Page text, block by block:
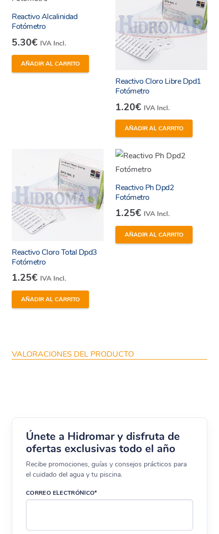
Reactivo Alcalinidad
Fotómetro
5.30€ IVA Incl.
AÑADIR AL CARRITO
Reactivo Cloro Libre Dpd1
Fotómetro
1.20€ IVA Incl.
AÑADIR AL CARRITO
Reactivo Cloro Total Dpd3
Fotómetro
1.25€ IVA Incl.
AÑADIR AL CARRITO
Reactivo Ph Dpd2
Fotómetro
1.25€ IVA Incl.
AÑADIR AL CARRITO
VALORACIONES DEL PRODUCTO
Únete a Hidromar y disfruta de
ofertas exclusivas todo el año
Recibe promociones, guías y consejos prácticos para
el cuidado del agua y tu piscina.
CORREO ELECTRÓNICO*